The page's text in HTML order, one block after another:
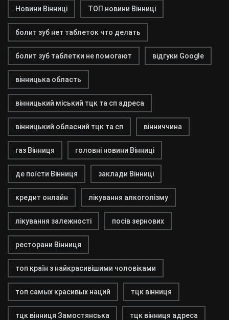
Новини Вінниці ТОП новини Вінниці
болит зуб нет таблеток что делать
болит зуб таблетки не помогают відгуки Google
вінницька область
вінницький міський тцк та сп адреса
вінницький обласний тцк та сп вінниччина
газ Вінниця головні новини Вінниці
де поїсти Вінниця заклади Вінниці
кредит онлайн лікування алкоголізму
лікування залежності посів зернових
ресторани Вінниця
топ країн з найкрасивішими чоловіками
топ самых красивых наций тцк вінниця
тцк вінниця Замостянська тцк вінниця адреса